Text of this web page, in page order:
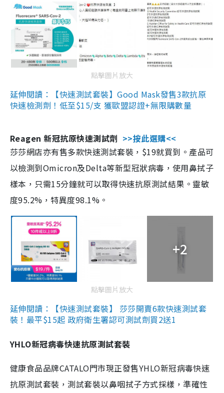
點擊圖片放大
延伸閱讀：【快速測試套裝】Good Mask發售3款抗原
快速檢測劑！低至$15/支 獲歐盟認證+無限購數量
Reagen 新冠抗原快速測試劑 >>按此選購<<
莎莎網店亦有售多款快速測試套裝，$19就買到。產品可
以檢測到Omicron及Delta等新型冠狀病毒，使用鼻拭子
樣本，只需15分鐘就可以取得快速抗原測試結果。靈敏
度95.2%，特異度98.1%。
+2
點擊圖片放大
延伸閱讀：【快速測試套裝】 莎莎開賣6款快速測試套
裝！最平$15起 政府衛生署認可測試劑買2送1
YHLO新冠病毒快速抗原測試套裝
健康食品品牌CATALO門市現正發售YHLO新冠病毒快速
抗原測試套裝，測試套裝以鼻咽拭子方式採樣，準確性